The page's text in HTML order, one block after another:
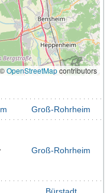
OpenStreetMapcontributors
Groß-Rohrheim
Groß-Rohrheim